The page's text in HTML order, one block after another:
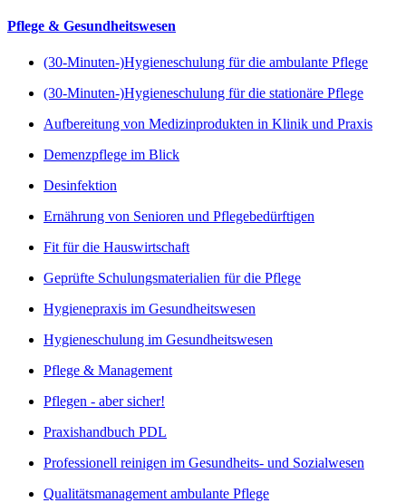
Pflege & Gesundheitswesen
(30-Minuten-)Hygieneschulung für die ambulante Pflege
(30-Minuten-)Hygieneschulung für die stationäre Pflege
Aufbereitung von Medizinprodukten in Klinik und Praxis
Demenzpflege im Blick
Desinfektion
Ernährung von Senioren und Pflegebedürftigen
Fit für die Hauswirtschaft
Geprüfte Schulungsmaterialien für die Pflege
Hygienepraxis im Gesundheitswesen
Hygieneschulung im Gesundheitswesen
Pflege & Management
Pflegen - aber sicher!
Praxishandbuch PDL
Professionell reinigen im Gesundheits- und Sozialwesen
Qualitätsmanagement ambulante Pflege